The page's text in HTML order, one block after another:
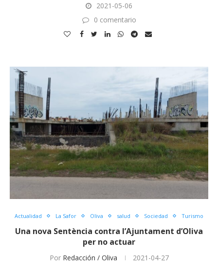
2021-05-06
0 comentario
Actualidad La Safor Oliva salud Sociedad Turismo
Una nova Sentència contra l’Ajuntament d’Oliva
per no actuar
Por Redacción / Oliva 2021-04-27